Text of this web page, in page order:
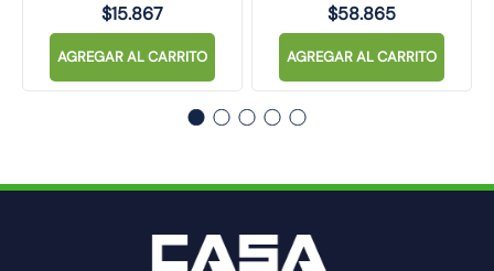
$15.867
AGREGAR AL CARRITO
$58.865
AGREGAR AL CARRITO